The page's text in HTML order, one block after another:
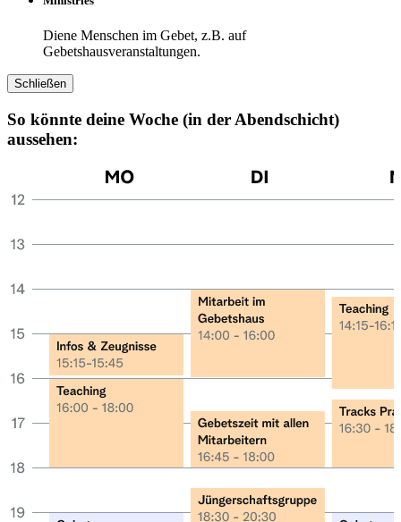
Diene Menschen im Gebet, z.B. auf
Gebetshausveranstaltungen.
Schließen
So könnte deine Woche (in der Abend­schicht)
aussehen: